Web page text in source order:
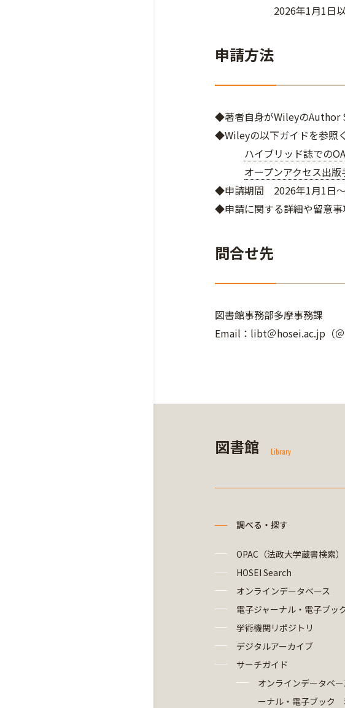
2026年1月1日以降に
申請方法
◆著者自身がWileyのAuthor
◆Wileyの以下ガイドを参照
ハイブリッド誌での
オープンアクセス出
◆申請期間 2026年1月1日～
◆申請に関する詳細や留意事
問合せ先
図書館事務部多摩事務課
Email：libt＠hosei.ac.jp（＠
図書館 Library
調べる・探す
OPAC（法政大学蔵書検索）
HOSEI Search
オンラインデータベース
電子ジャーナル・電子ブッ
学術機関リポジトリ
デジタルアーカイブ
サーチガイド
オンラインデータベ
ーナル・電子ブック